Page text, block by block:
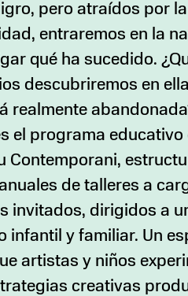
pero atraídos por la
entraremos en la
qué ha sucedido.
descubriremos en
realmente
es el programa
Contemporani,
de talleres a
invitados, dirigidos a
infantil y familiar. Un
artistas y niños
creativas